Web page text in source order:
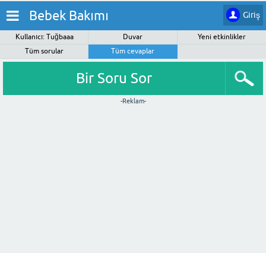
Giriş
Bebek Bakımı
Kullanıcı: Tuğbaaa Duvar
Yeni etkinlikler
Tüm sorular
Tüm cevaplar
Bir Soru Sor
-Reklam-